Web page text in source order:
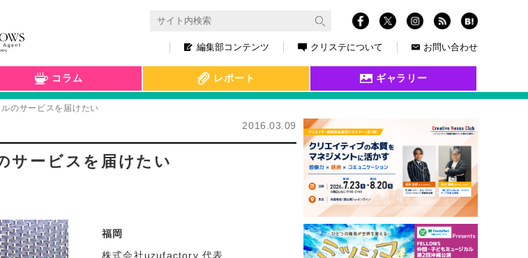
編集部コンテンツ クリステについて お問い合わせ
コラム レポート ギャラリー
のサービスを届けたい
2016.03.09
サービスを届けたい
福岡
株式会社uzufactory 代表